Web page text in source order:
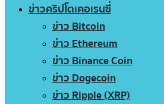
ข่าวคริปโตเคอเรนซี่
ข่าว Bitcoin
ข่าว Ethereum
ข่าว Binance Coin
ข่าว Dogecoin
ข่าว Ripple (XRP)